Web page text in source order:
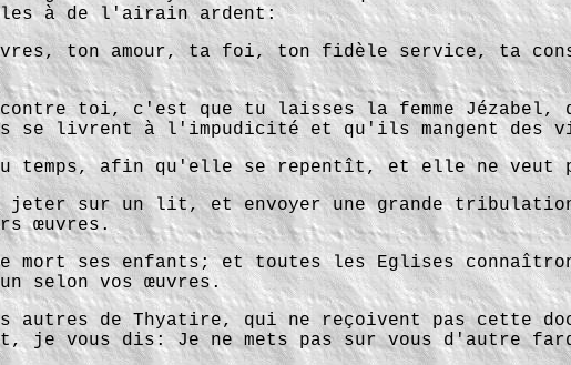
à de l'airain ardent:
ton amour, ta foi, ton fidèle service, ta
toi, c'est que tu laisses la femme Jézabel,
se livrent à l'impudicité et qu'ils mangent des
temps, afin qu'elle se repentît, et elle ne veut
sur un lit, et envoyer une grande tribulation
œuvres.
mort ses enfants; et toutes les Eglises
selon vos œuvres.
autres de Thyatire, qui ne reçoivent pas cette
je vous dis: Je ne mets pas sur vous d'autre